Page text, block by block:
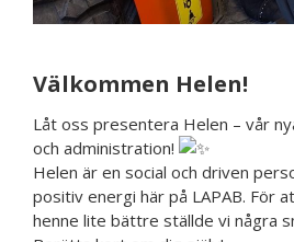
Välkommen Helen!
Låt oss presentera Helen – vår
och administration!
Helen är en social och driven
positiv energi här på LAPAB. För
henne lite bättre ställde vi några